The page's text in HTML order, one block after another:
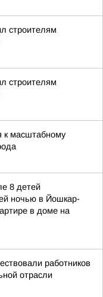
строителям
строителям
к масштабному
8 детей
ночью в Йошкар-
в доме на
работников
отрасли